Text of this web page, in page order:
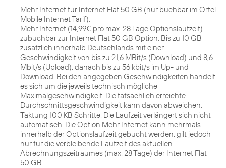
Mehr Internet für Internet Flat 50 GB (nur buchbar im Ortel
Mobile Internet Tarif):
Mehr Internet (14,99€ pro max. 28 Tage Optionslaufzeit)
zubuchbar zur Internet Flat 50 GB Option: Bis zu 10 GB
zusätzlich innerhalb Deutschlands mit einer
Geschwindigkeit von bis zu 21,6 MBit/s (Download) und 8,6
Mbit/s (Upload), danach bis zu 56 kbit/s im Up- und
Download. Bei den angegeben Geschwindigkeiten handelt
es sich um die jeweils technisch mögliche
Maximalgeschwindigkeit. Die tatsächlich erreichte
Durchschnittsgeschwindigkeit kann davon abweichen.
Taktung 100 KB Schritte. Die Laufzeit verlängert sich nicht
automatisch. Die Option Mehr Internet kann mehrmals
innerhalb der Optionslaufzeit gebucht werden, gilt jedoch
nur für die verbleibende Laufzeit des aktuellen
Abrechnungszeitraumes (max. 28 Tage) der Internet Flat
50 GB.